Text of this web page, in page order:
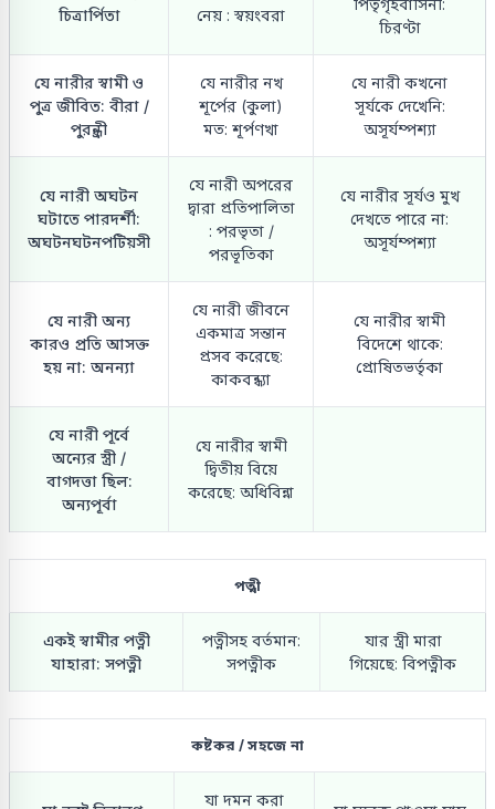
চিত্রার্পিতা
নেয় : স্বয়ংবরা
চিরণ্টা
যে নারীর স্বামী ও
পুত্র জীবিত: বীরা /
পুরন্ধ্রী
যে নারীর নখ
শূর্পের (কুলা)
মত: শূর্পণখা
যে নারী কখনো
সূর্যকে দেখেনি:
অসূর্যম্পশ্যা
যে নারী অঘটন
ঘটাতে পারদর্শী:
অঘটনঘটনপটিয়সী
যে নারী অপরের
দ্বারা প্রতিপালিতা
: পরভৃতা /
পরভূতিকা
যে নারীর সূর্যও মুখ
দেখতে পারে না:
অসূর্যম্পশ্যা
যে নারী অন্য
কারও প্রতি আসক্ত
হয় না: অনন্যা
যে নারী জীবনে
একমাত্র সন্তান
প্রসব করেছে:
কাকবন্ধ্যা
যে নারীর স্বামী
বিদেশে থাকে:
প্রোষিতভর্তৃকা
যে নারী পূর্বে
অন্যের স্ত্রী /
বাগদত্তা ছিল:
অন্যপূর্বা
যে নারীর স্বামী
দ্বিতীয় বিয়ে
করেছে: অধিবিন্না
পত্নী
একই স্বামীর পত্নী
যাহারা: সপত্নী
পত্নীসহ বর্তমান:
সপত্নীক
যার স্ত্রী মারা
গিয়েছে: বিপত্নীক
কষ্টকর / সহজে না
যা দমন করা